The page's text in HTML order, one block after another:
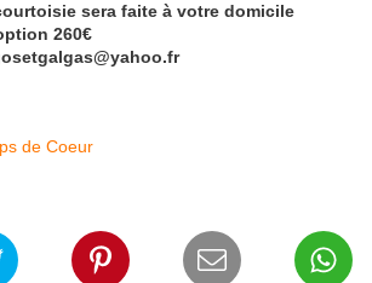
sera faite à votre domicile
260€
de Coeur